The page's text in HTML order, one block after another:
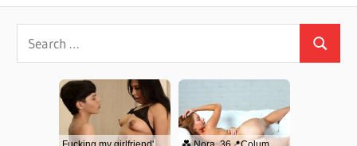
navigation